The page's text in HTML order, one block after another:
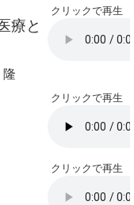
療と
クリックで再生
クリックで再生
クリックで再生